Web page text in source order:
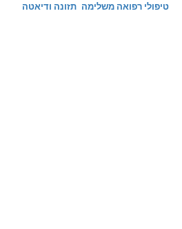
טיפולי רפואה משלימה תזונה ודיאטה